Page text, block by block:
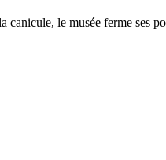
le musée ferme ses